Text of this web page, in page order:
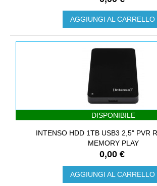
AGGIUNGI AL CARRELLO
DISPONIBILE
INTENSO HDD 1TB USB3 2,5" PVR
MEMORY PLAY
0,00 €
AGGIUNGI AL CARRELLO